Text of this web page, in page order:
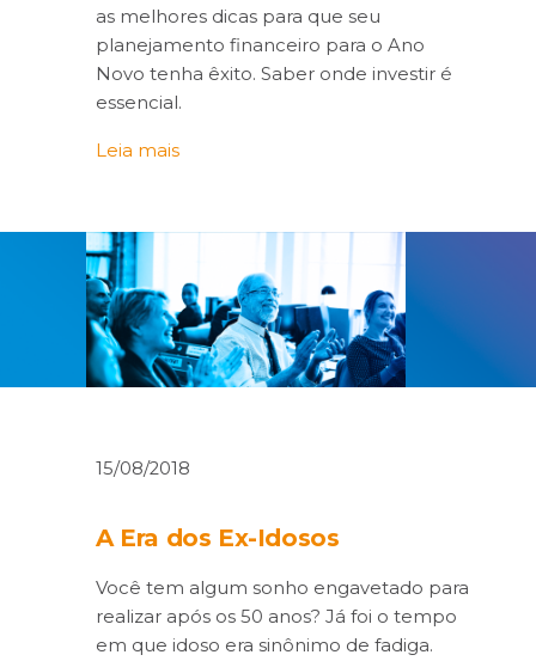
as melhores dicas para que seu
planejamento financeiro para o Ano
Novo tenha êxito. Saber onde investir é
essencial.
Leia mais
15/08/2018
A Era dos Ex-Idosos
Você tem algum sonho engavetado para
realizar após os 50 anos? Já foi o tempo
em que idoso era sinônimo de fadiga.